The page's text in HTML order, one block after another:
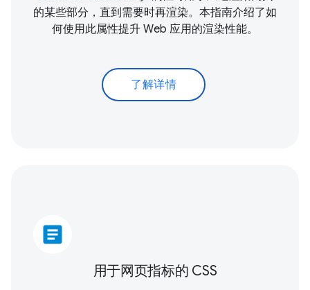
的某些部分，直到需要时再渲染。本指南介绍了如
何使用此属性提升 Web 应用的渲染性能。
了解详情
article
用于网页指标的 CSS